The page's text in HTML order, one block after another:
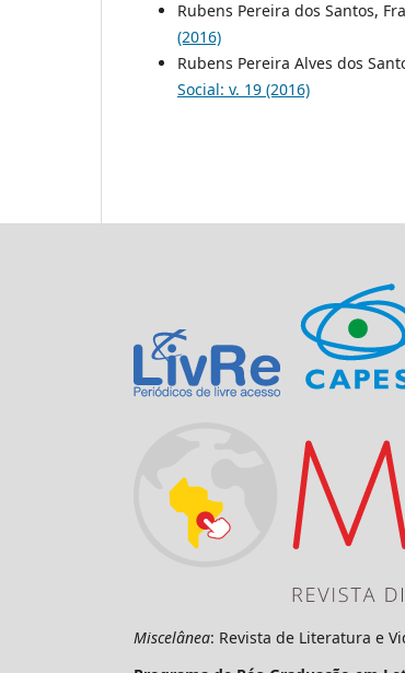
Rubens Pereira dos Santos,
(2016)
Rubens Pereira Alves dos
Social: v. 19 (2016)
Miscelânea: Revista de Literatura e